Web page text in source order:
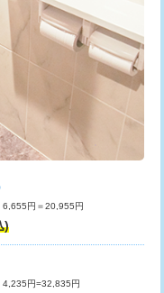
円＝20,955円
)
4,235円=32,835円